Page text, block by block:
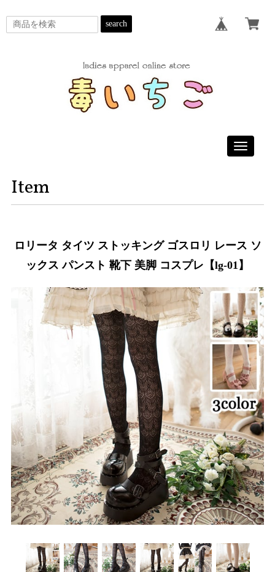
search
Toggle
Item
ロリータ タイツ ストッキング ゴスロリ レース ソ
ックス パンスト 靴下 美脚 コスプレ【lg-01】